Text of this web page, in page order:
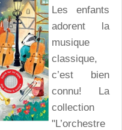
Les enfants
adorent la
musique
classique,
c’est bien
connu! La
collection
"L’orchestre